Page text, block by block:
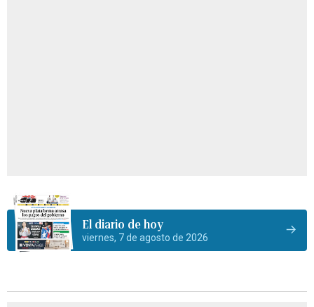
El diario de hoy
viernes, 7 de agosto de 2026